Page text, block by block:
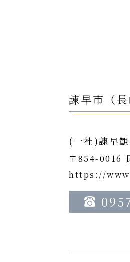
諫早市（長
(一社)諫早
〒854-0016
https://